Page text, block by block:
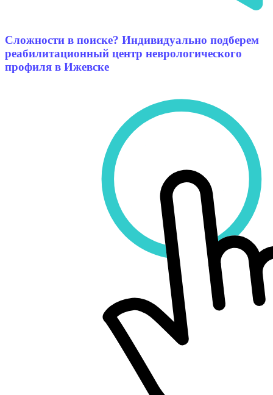
Сложности в поиске? Индивидуально подберем
реабилитационный центр неврологического
профиля в Ижевске